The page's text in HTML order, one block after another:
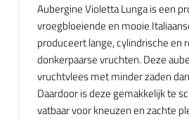
Aubergine Violetta Lunga is een
vroegbloeiende en mooie
produceert lange, cylindrische en
donkerpaarse vruchten. Deze
vruchtvlees met minder zaden
Daardoor is deze gemakkelijk te
vatbaar voor kneuzen en zachte